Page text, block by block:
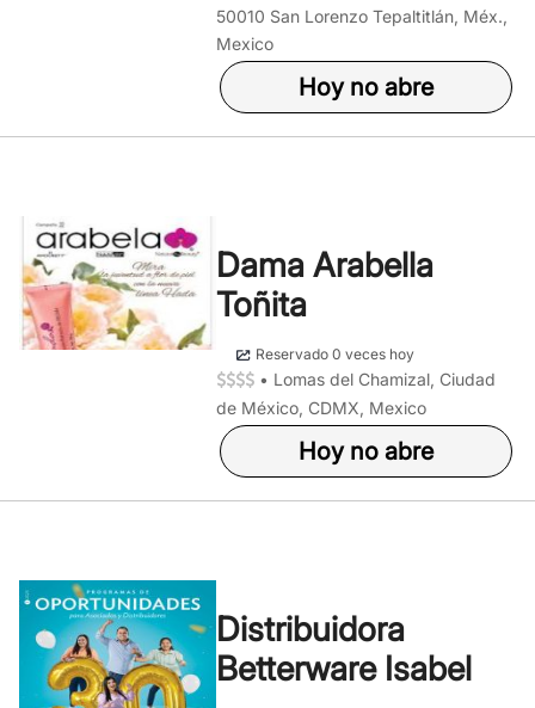
50010 San Lorenzo Tepaltitlán, Méx.,
Mexico
Hoy no abre
Dama Arabella
Toñita
Reservado 0 veces hoy
• Lomas del Chamizal, Ciudad
de México, CDMX, Mexico
Hoy no abre
Distribuidora
Betterware Isabel